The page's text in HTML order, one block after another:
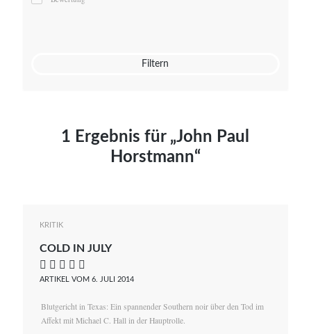
Mato von Vogelstein
Filtern
1 Ergebnis für „John Paul
Horstmann“
KRITIK
COLD IN JULY
    
ARTIKEL VOM 6. JULI 2014
Blutgericht in Texas: Ein spannender Southern noir über den Tod im
Affekt mit Michael C. Hall in der Hauptrolle.